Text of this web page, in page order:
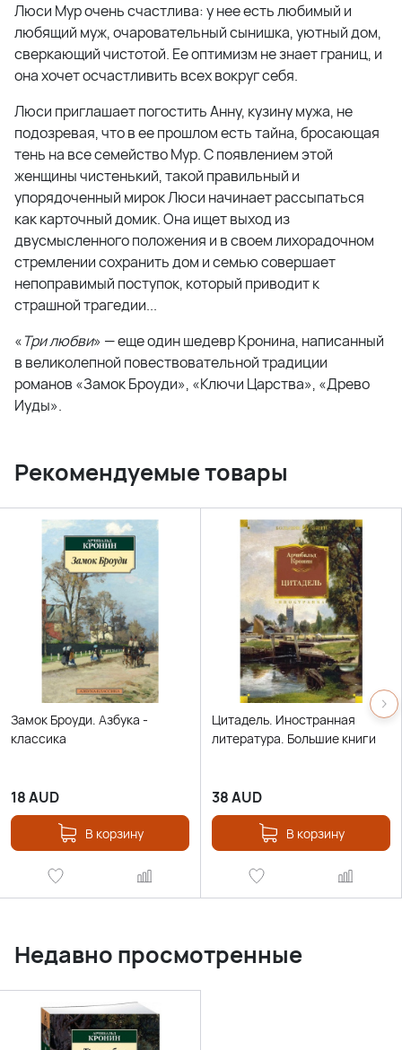
Люси Мур очень счастлива: у нее есть любимый и
любящий муж, очаровательный сынишка, уютный дом,
сверкающий чистотой. Ее оптимизм не знает границ, и
она хочет осчастливить всех вокруг себя.
Люси приглашает погостить Анну, кузину мужа, не
подозревая, что в ее прошлом есть тайна, бросающая
тень на все семейство Мур. С появлением этой
женщины чистенький, такой правильный и
упорядоченный мирок Люси начинает рассыпаться
как карточный домик. Она ищет выход из
двусмысленного положения и в своем лихорадочном
стремлении сохранить дом и семью совершает
непоправимый поступок, который приводит к
страшной трагедии...
«Три любви» — еще один шедевр Кронина, написанный
в великолепной повествовательной традиции
романов «Замок Броуди», «Ключи Царства», «Древо
Иуды».
Рекомендуемые товары
Замок Броуди. Азбука -
классика
18AUD
В корзину
Цитадель. Иностранная
литература. Большие книги
38AUD
В корзину
Недавно просмотренные